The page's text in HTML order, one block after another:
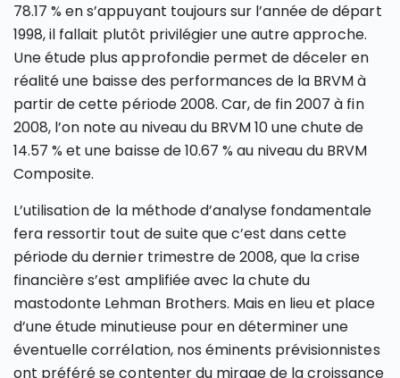
78.17 % en s’appuyant toujours sur l’année de départ
1998, il fallait plutôt privilégier une autre approche.
Une étude plus approfondie permet de déceler en
réalité une baisse des performances de la BRVM à
partir de cette période 2008. Car, de fin 2007 à fin
2008, l’on note au niveau du BRVM 10 une chute de
14.57 % et une baisse de 10.67 % au niveau du BRVM
Composite.
L’utilisation de la méthode d’analyse fondamentale
fera ressortir tout de suite que c’est dans cette
période du dernier trimestre de 2008, que la crise
financière s’est amplifiée avec la chute du
mastodonte Lehman Brothers. Mais en lieu et place
d’une étude minutieuse pour en déterminer une
éventuelle corrélation, nos éminents prévisionnistes
ont préféré se contenter du mirage de la croissance